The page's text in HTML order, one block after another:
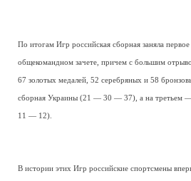
По итогам Игр российская сборная заняла
общекомандном зачете, причем с большим
67 золотых медалей, 52 серебряных и 58
сборная Украины (21 — 30 — 37), а на
11 — 12).
В истории этих Игр российские спортсмены